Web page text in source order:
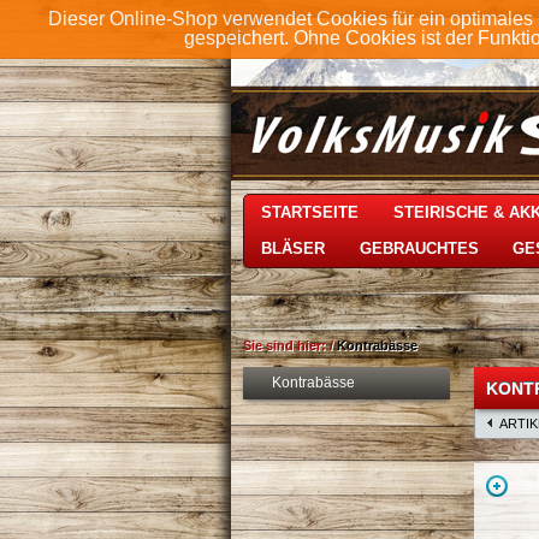
Dieser Online-Shop verwendet Cookies für ein
gespeichert. Ohne Cookies ist der
STARTSEITE STEIRISCHE &
BLÄSER GEBRAUCHTES
Sie sind hier:/Kontrabässe
Kontrabässe